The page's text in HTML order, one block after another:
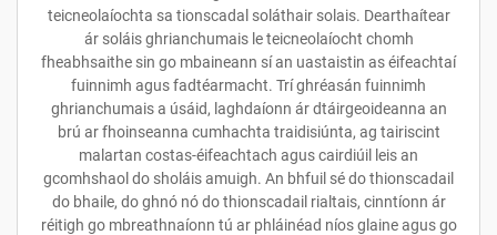
teicneolaíochta sa tionscadal soláthair solais. Dearthaítear
ár soláis ghrianchumais le teicneolaíocht chomh
fheabhsaithe sin go mbaineann sí an uastaistin as éifeachtaí
fuinnimh agus fadtéarmacht. Trí ghréasán fuinnimh
ghrianchumais a úsáid, laghdaíonn ár dtáirgeoideanna an
brú ar fhoinseanna cumhachta traidisiúnta, ag tairiscint
malartan costas-éifeachtach agus cairdiúil leis an
gcomhshaol do sholáis amuigh. An bhfuil sé do thionscadail
do bhaile, do ghnó nó do thionscadail rialtais, cinntíonn ár
réitigh go mbreathnaíonn tú ar phláinéad níos glaine agus go